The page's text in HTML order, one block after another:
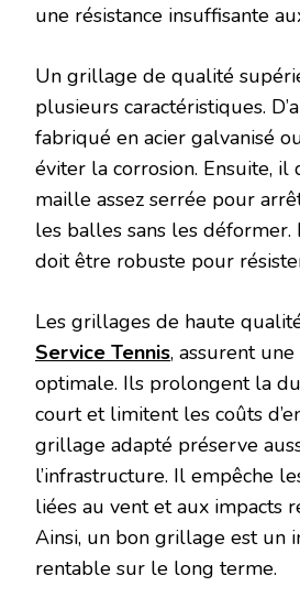
une résistance insuffisante
Un grillage de qualité
plusieurs caractéristiques.
fabriqué en acier galvanisé
éviter la corrosion. Ensuite, il
maille assez serrée pour
les balles sans les déformer.
doit être robuste pour
Les grillages de haute
Service Tennis, assurent
optimale. Ils prolongent la
court et limitent les coûts
grillage adapté préserve
l’infrastructure. Il empêche
liées au vent et aux impacts
Ainsi, un bon grillage est un
rentable sur le long terme.